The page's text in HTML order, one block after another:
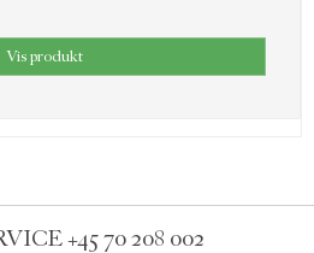
Vis produkt
+45 70 208 002